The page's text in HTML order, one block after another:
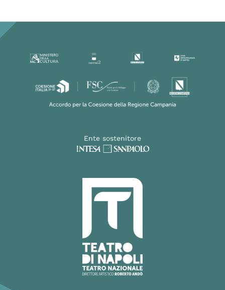
Ente sostenitore